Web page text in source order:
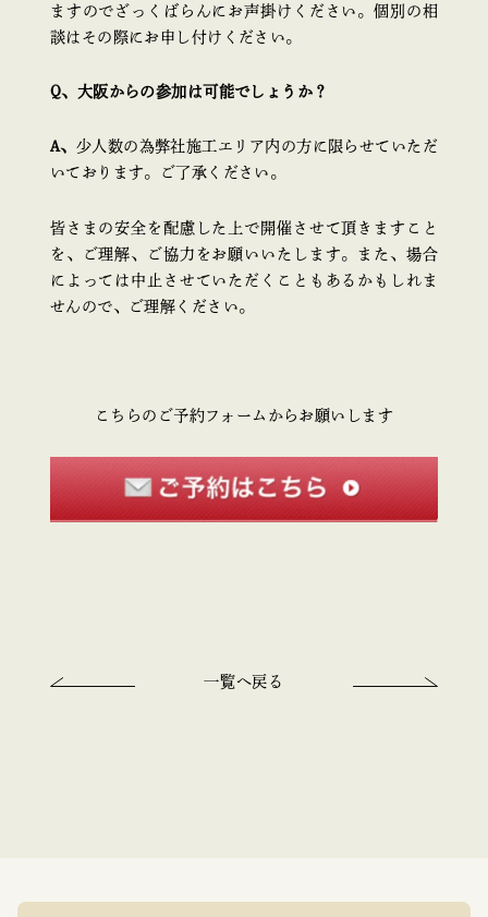
ますのでざっくばらんにお声掛けください。個別の相
談はその際にお申し付けください。
Q、大阪からの参加は可能でしょうか？
A、 少人数の為弊社施工エリア内の方に限らせていただ
いております。ご了承ください。
皆さまの安全を配慮した上で開催させて頂きますこと
を、ご理解、ご協力をお願いいたします。また、場合
によっては中止させていただくこともあるかもしれま
せんので、ご理解ください。
こちらのご予約フォームからお願いします
一覧へ戻る